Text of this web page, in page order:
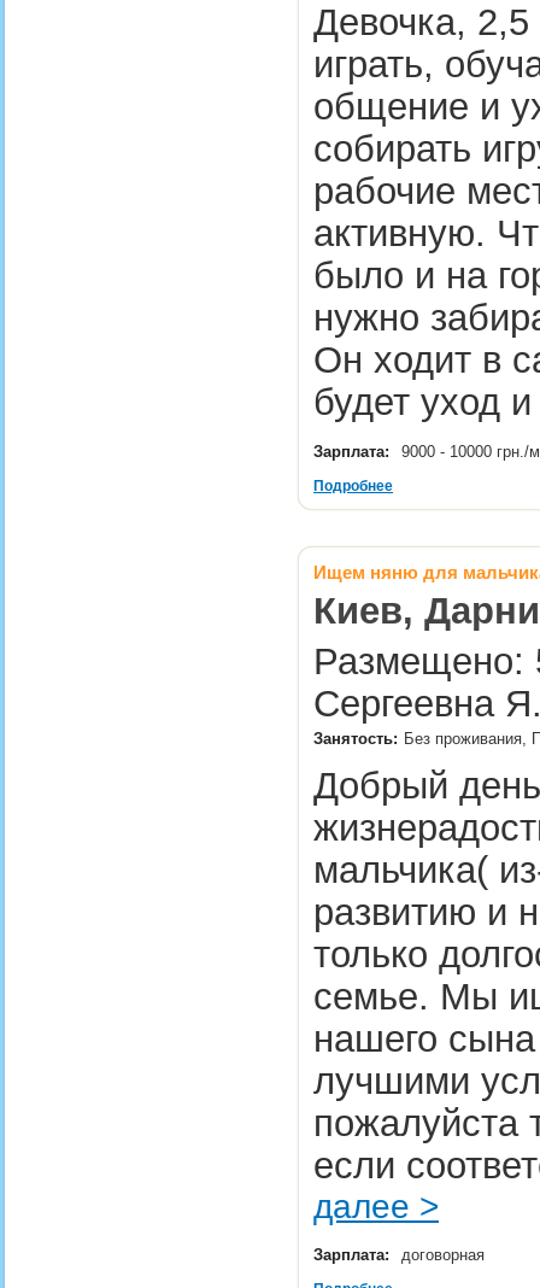
Девочка,
играть,
общение и
собирать
рабочие
активную.
было и на
нужно
Он ходит в
будет уход
Зарплата: 9000 - 10000 грн./
Подробнее
Ищем няню для
Киев,
Размещено:
Сергеевна
Занятость: Без проживания,
Добрый
мальчика(
развитию и
только
семье. Мы
нашего
лучшими
пожалуйста
если
далее >
Зарплата: договорная